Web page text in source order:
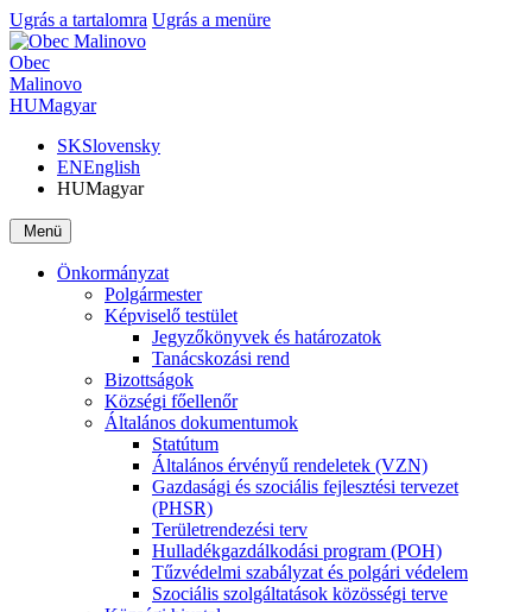
Ugrás a tartalomra Ugrás a menüre
Obec
Malinovo
HUMagyar
SKSlovensky
ENEnglish
HUMagyar
Menü
Önkormányzat
Polgármester
Képviselő testület
Jegyzőkönyvek és határozatok
Tanácskozási rend
Bizottságok
Községi főellenőr
Általános dokumentumok
Statútum
Általános érvényű rendeletek (VZN)
Gazdasági és szociális fejlesztési tervezet
(PHSR)
Területrendezési terv
Hulladékgazdálkodási program (POH)
Tűzvédelmi szabályzat és polgári védelem
Szociális szolgáltatások közösségi terve